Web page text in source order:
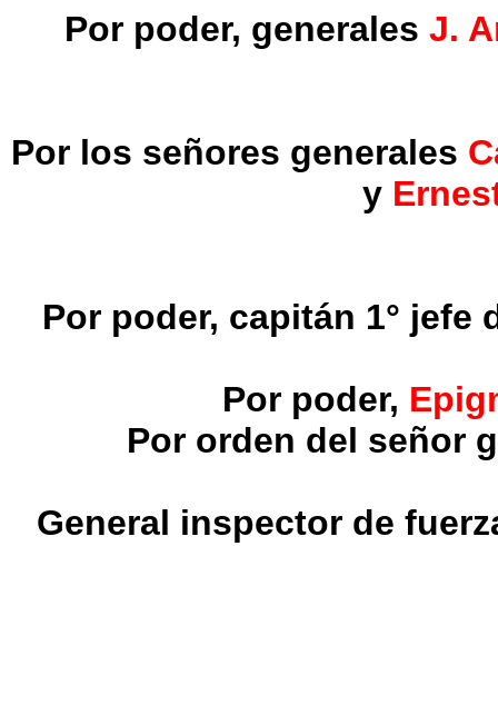
Por poder, generales J.
Por los señores generales
y
Por poder, capitán 1° jefe
Por poder,
Por orden del señor
General inspector de